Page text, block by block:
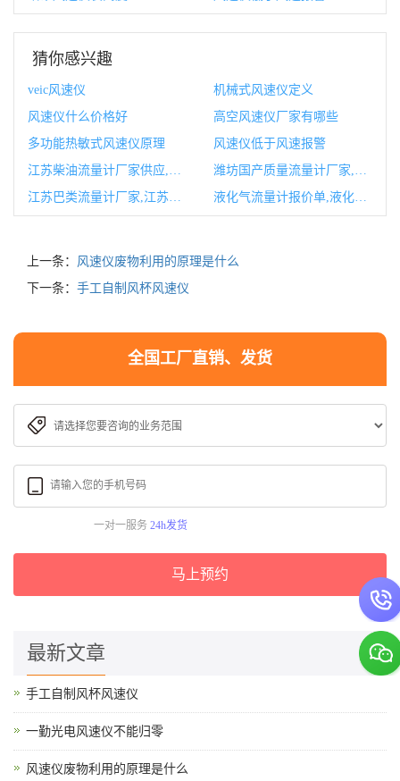
猜你感兴趣
veic风速仪
机械式风速仪定义
风速仪什么价格好
高空风速仪厂家有哪些
多功能热敏式风速仪原理
风速仪低于风速报警
液化气流量计报价单,液化气流量计算公式
上一条： 风速仪废物利用的原理是什么
下一条： 手工自制风杯风速仪
全国工厂直销、发货
一对一服务 24h发货
马上预约
最新文章
手工自制风杯风速仪
一勤光电风速仪不能归零
风速仪废物利用的原理是什么